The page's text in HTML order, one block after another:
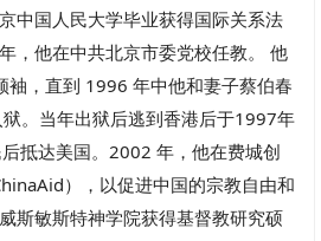
中国人民大学毕业获得国际关系法
，他在中共北京市委党校任教。 他
袖，直到 1996 年中他和妻子蔡伯春
狱。当年出狱后逃到香港后于1997年
抵达美国。2002 年，他在费城创
），以促进中国的宗教自由和
斯敏斯特神学院获得基督教研究硕